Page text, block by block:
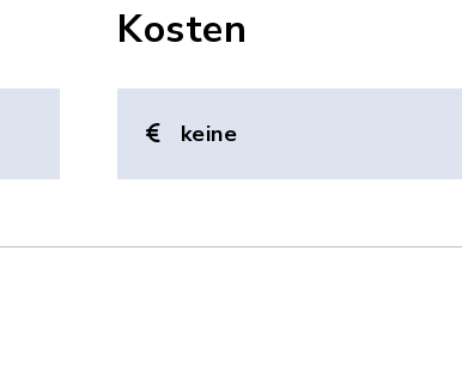
Kosten
keine